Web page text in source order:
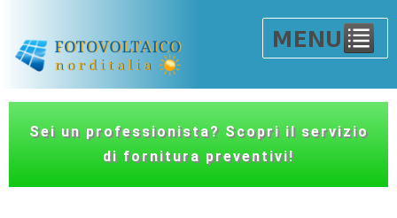
Sei un professionista? Scopri il servizio
di fornitura preventivi!